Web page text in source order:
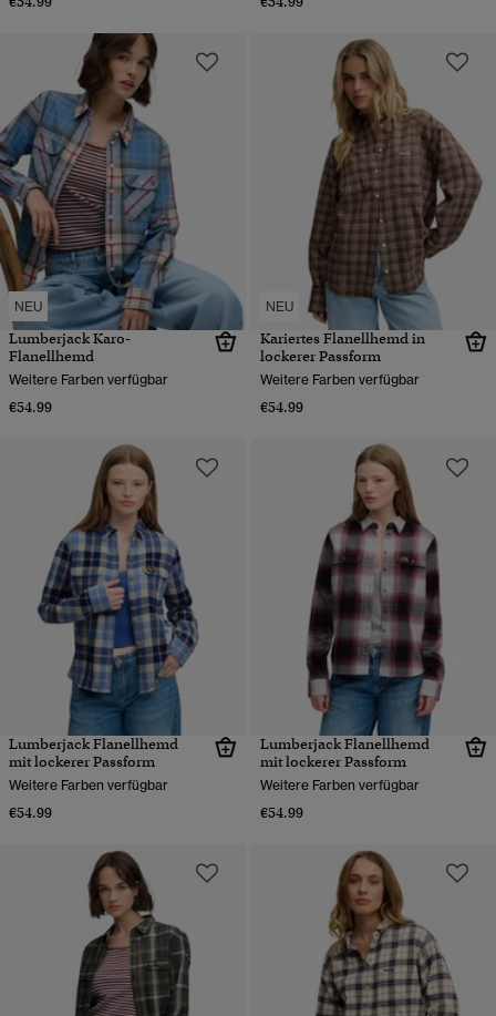
NEU
Lumberjack Karo-
Flanellhemd
Weitere Farben verfügbar
€54.99
NEU
Kariertes Flanellhemd in
lockerer Passform
Weitere Farben verfügbar
€54.99
Lumberjack Flanellhemd
mit lockerer Passform
Weitere Farben verfügbar
€54.99
Lumberjack Flanellhemd
mit lockerer Passform
Weitere Farben verfügbar
€54.99